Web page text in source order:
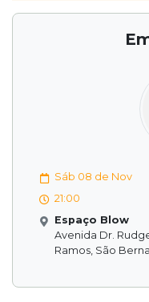
Sáb 08 de Nov
21:00
Espaço Blow
Avenida Dr.
Ramos, São